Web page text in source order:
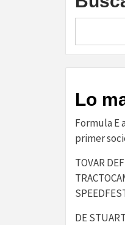
Lo
​Formula E
primer
TOVAR
DE